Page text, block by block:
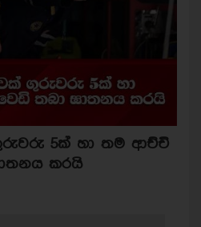
5ක් හා තම ආච්චි
කරයි